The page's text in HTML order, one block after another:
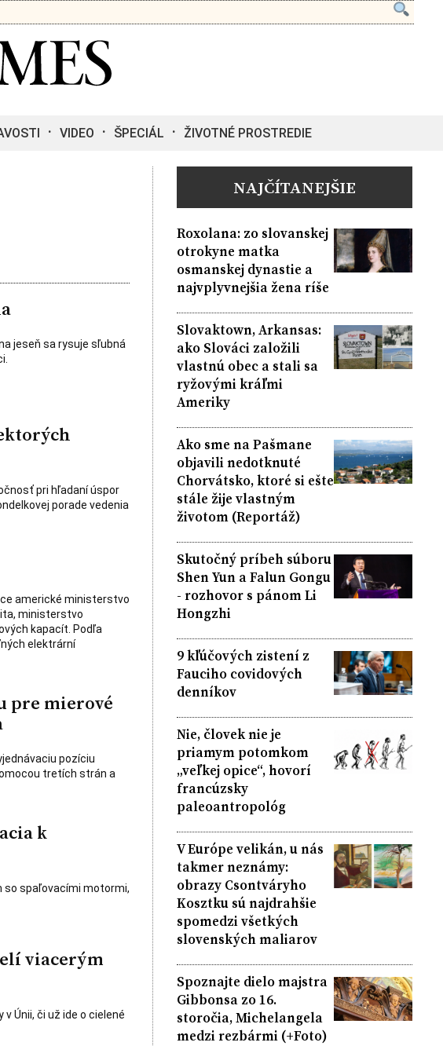
VIDEO ŠPECIÁL ŽIVOTNÉ PROSTREDIE
jeseň sa rysuje sľubná
pri hľadaní úspor
porade vedenia
americké ministerstvo
ministerstvo
kapacít. Podľa
elektrární
pre mierové
pozíciu
tretích strán a
k
so spaľovacími motormi,
viacerým
Únii, či už ide o cielené
NAJČÍTANEJŠIE
Roxolana: zo slovanskej
otrokyne matka
osmanskej dynastie a
najvplyvnejšia žena ríše
Slovaktown, Arkansas:
ako Slováci založili
vlastnú obec a stali sa
ryžovými kráľmi
Ameriky
Ako sme na Pašmane
objavili nedotknuté
Chorvátsko, ktoré si ešte
stále žije vlastným
životom (Reportáž)
Skutočný príbeh súboru
Shen Yun a Falun Gongu
- rozhovor s pánom Li
Hongzhi
9 kľúčových zistení z
Fauciho covidových
denníkov
Nie, človek nie je
priamym potomkom
„veľkej opice“, hovorí
francúzsky
paleoantropológ
V Európe velikán, u nás
takmer neznámy:
obrazy Csontváryho
Kosztku sú najdrahšie
spomedzi všetkých
slovenských maliarov
Spoznajte dielo majstra
Gibbonsa zo 16.
storočia, Michelangela
medzi rezbármi (+Foto)